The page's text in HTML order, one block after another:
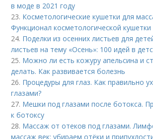
в моде в 2021 году
23. Косметологические кушетки для
Функционал косметологической кушетки
24. Поделки из осенних листьев для
листьев на тему «Осень»: 100 идей в
25. Можно ли есть кожуру апельсина и
делать. Как развивается болезнь
26. Процедуры для глаз. Как правильно
глазами?
27. Мешки под глазами после ботокса.
к ботоксу
28. Массаж от отеков под глазами.
массаж век: убираем отёки и